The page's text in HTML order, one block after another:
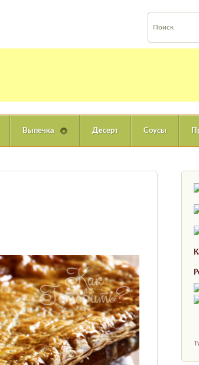
Выпечка Десерт Соусы